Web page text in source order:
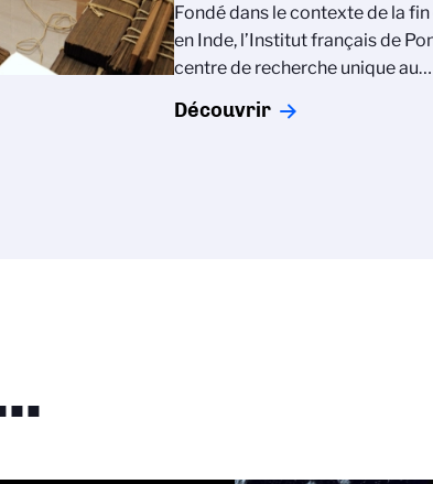
Fondé dans le contexte de la
en Inde, l’Institut français de
centre de recherche unique au…
Découvrir